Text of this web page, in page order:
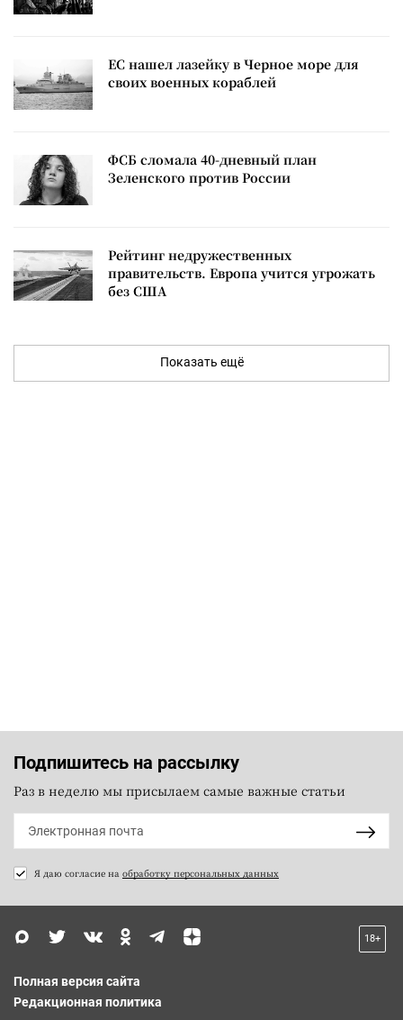
ЕС нашел лазейку в Черное море для
своих военных кораблей
ФСБ сломала 40-дневный план
Зеленского против России
Рейтинг недружественных
правительств. Европа учится угрожать
без США
Показать ещё
Подпишитесь на рассылку
Раз в неделю мы присылаем самые важные статьи
Я даю согласие на обработку персональных данных
18+
Полная версия сайта
Редакционная политика